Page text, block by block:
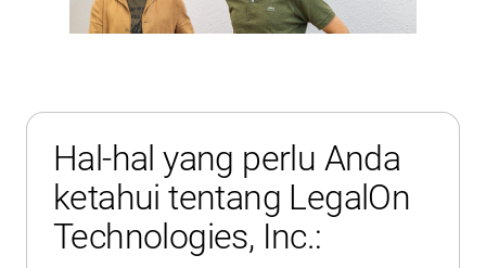
Hal-hal yang perlu Anda
ketahui tentang LegalOn
Technologies, Inc.: